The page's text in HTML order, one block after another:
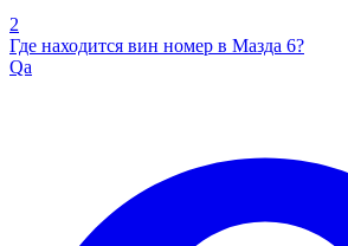
2
Где находится вин номер в Мазда 6?
Qa